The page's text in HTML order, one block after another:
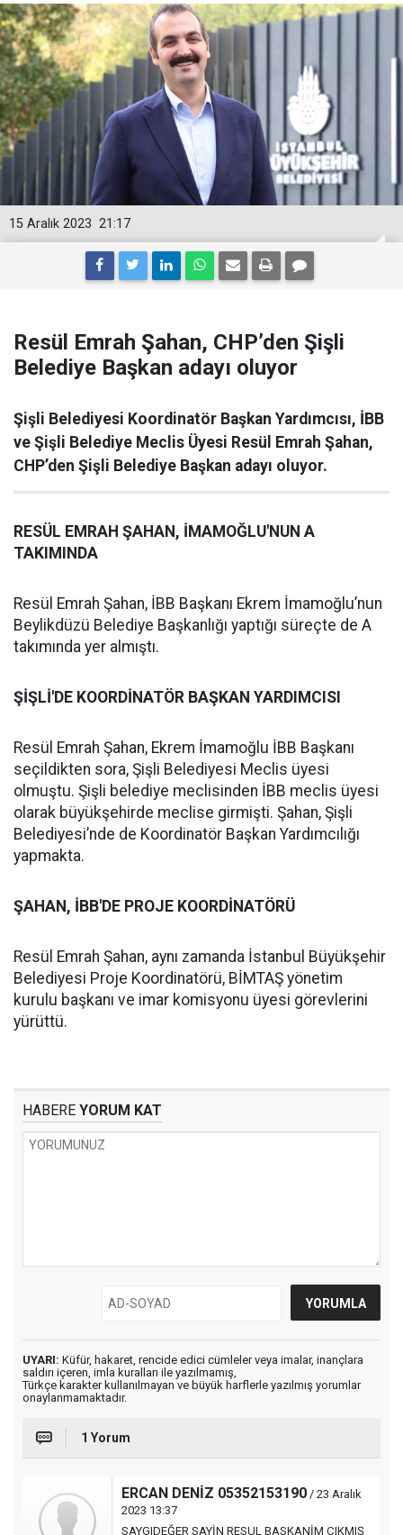
21:17
15 Aralık 2023
Resül Emrah Şahan, CHP’den Şişli
Belediye Başkan adayı oluyor
Şişli Belediyesi Koordinatör Başkan Yardımcısı, İBB
ve Şişli Belediye Meclis Üyesi Resül Emrah Şahan,
CHP’den Şişli Belediye Başkan adayı oluyor.
RESÜL EMRAH ŞAHAN, İMAMOĞLU'NUN A
TAKIMINDA
Resül Emrah Şahan, İBB Başkanı Ekrem İmamoğlu’nun
Beylikdüzü Belediye Başkanlığı yaptığı süreçte de A
takımında yer almıştı.
ŞİŞLİ'DE KOORDİNATÖR BAŞKAN YARDIMCISI
Resül Emrah Şahan, Ekrem İmamoğlu İBB Başkanı
seçildikten sora, Şişli Belediyesi Meclis üyesi
olmuştu. Şişli belediye meclisinden İBB meclis üyesi
olarak büyükşehirde meclise girmişti. Şahan, Şişli
Belediyesi’nde de Koordinatör Başkan Yardımcılığı
yapmakta.
ŞAHAN, İBB'DE PROJE KOORDİNATÖRÜ
Resül Emrah Şahan, aynı zamanda İstanbul Büyükşehir
Belediyesi Proje Koordinatörü, BİMTAŞ yönetim
kurulu başkanı ve imar komisyonu üyesi görevlerini
yürüttü.
HABERE YORUM KAT
UYARI: Küfür, hakaret, rencide edici cümleler veya imalar, inançlara
saldırı içeren, imla kuralları ile yazılmamış,
Türkçe karakter kullanılmayan ve büyük harflerle yazılmış yorumlar
onaylanmamaktadır.
1 Yorum
ERCAN DENİZ 05352153190 / 23 Aralık
2023 13:37
SAYGIDEĞER SAYİN RESUL BASKANİM ÇIKMIŞ